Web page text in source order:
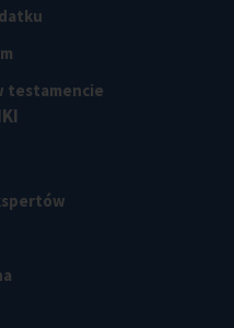
testamencie